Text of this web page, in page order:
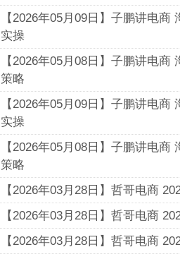
【2026年05月09日】子鹏讲电
实操
【2026年05月08日】子鹏讲电
策略
【2026年05月09日】子鹏讲电
实操
【2026年05月08日】子鹏讲电
策略
【2026年03月28日】哲哥电商
【2026年03月28日】哲哥电商
【2026年03月28日】哲哥电商